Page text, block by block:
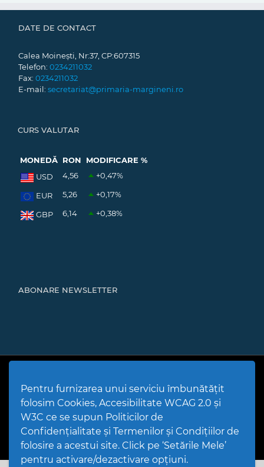
Pentru furnizarea unui serviciu îmbunătățit
folosim Cookies, Accesibilitate WCAG 2.0 și
W3C ce se supun Politicilor de
Confidențialitate și Termenilor și Condițiilor de
folosire a acestui site. Click pe ‘Setările Mele’
pentru activare/dezactivare opțiuni.
DATE DE CONTACT
Calea Moinești, Nr:37, CP:607315
Telefon: 0234211032
Fax: 0234211032
E-mail: secretariat@primaria-margineni.ro
CURS VALUTAR
MONEDĂ RON
MODIFICARE %
USD
4,56 +0,47%
EUR 5,26 +0,17%
GBP 6,14 +0,38%
ABONARE NEWSLETTER
Mărgineni
Politică de utilizare Cookies|Politică de confidențialitate site
Termeni și condiții de utilizare a site-ului
Hartă Website